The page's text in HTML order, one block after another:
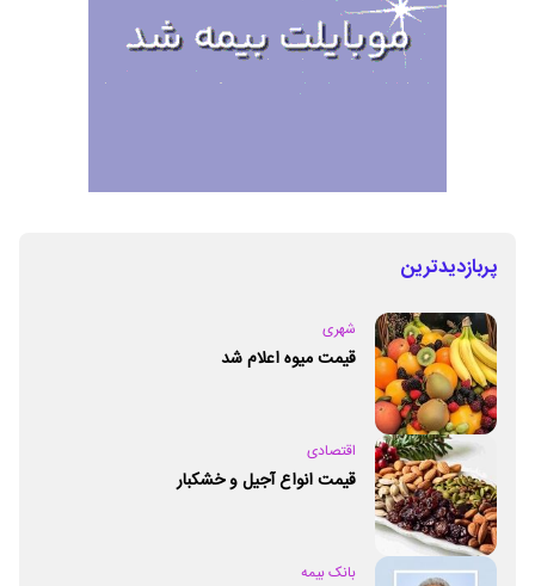
پربازدیدترین
شهری
قیمت میوه اعلام شد
اقتصادی
قیمت انواع آجیل و خشکبار
بانک بیمه